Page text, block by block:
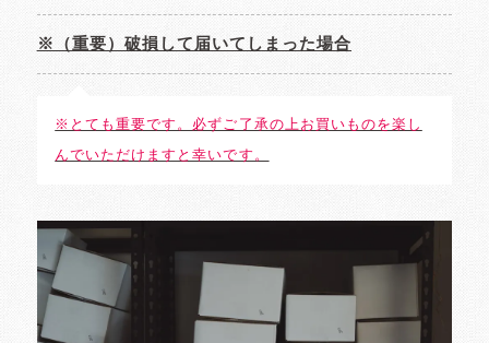
※（重要）破損して届いてしまった場合
※とても重要です。必ずご了承の上お買いものを楽し
んでいただけますと幸いです。